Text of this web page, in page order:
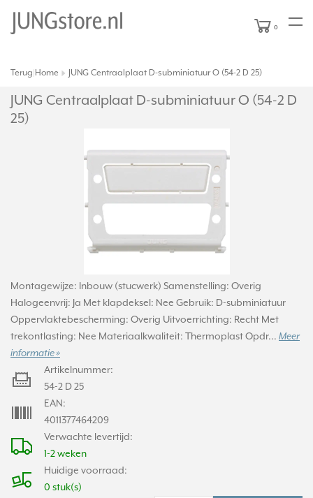
0
Terug Home JUNG Centraalplaat D-subminiatuur O (54-2 D 25)
JUNG Centraalplaat D-subminiatuur O (54-2 D
25)
Montagewijze: Inbouw (stucwerk) Samenstelling: Overig
Halogeenvrij: Ja Met klapdeksel: Nee Gebruik: D-subminiatuur
Oppervlaktebescherming: Overig Uitvoerrichting: Recht Met
trekontlasting: Nee Materiaalkwaliteit: Thermoplast Opdr... Meer
informatie »
Verwachte levertijd:
1-2 weken
Huidige voorraad:
0 stuk(s)
Artikelnummer:
54-2 D 25
EAN:
4011377464209